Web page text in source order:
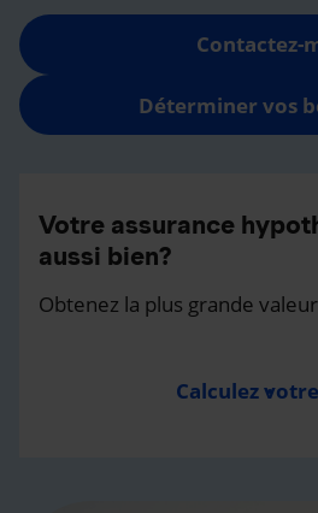
Contactez-
Déterminer vos
Votre assurance
aussi bien?
Obtenez la plus grande
Calculez